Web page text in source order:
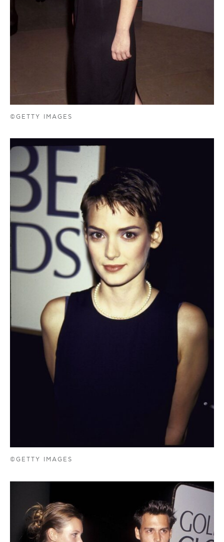
©GETTY IMAGES
©GETTY IMAGES